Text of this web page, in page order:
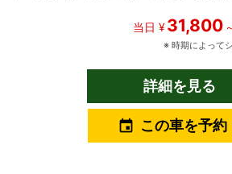
ースレンタカーでは、沖縄の風景に映える
に、ブラックエクステリアパックを施し
も、ひときわ目を引く存在感を放ちます。 搭載される300PSのデ
ィーゼルエンジンは、力強くも滑らかな加
アサスペンションとアダプティブダイナミ
で安定した走行性能を発揮し、沖縄の都市
当日 ¥31,800
※ 時期によって
詳細を見る
event この車を予約